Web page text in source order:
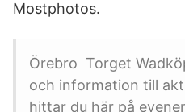
Mostphotos.
Örebro Torget
och information till
hittar du här på